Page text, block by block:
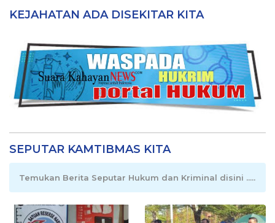
KEJAHATAN ADA DISEKITAR KITA
SEPUTAR KAMTIBMAS KITA
Temukan Berita Seputar Hukum dan Kriminal disini .....